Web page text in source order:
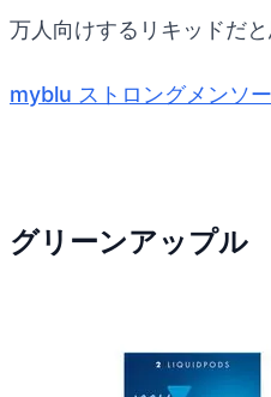
万人向けするリキッドだ
myblu ストロングメンソ
グリーンアップル